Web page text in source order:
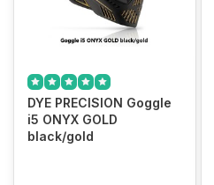
DYE PRECISION Goggle
i5 ONYX GOLD
black/gold